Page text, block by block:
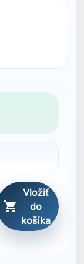

Vložiť
do
košíka